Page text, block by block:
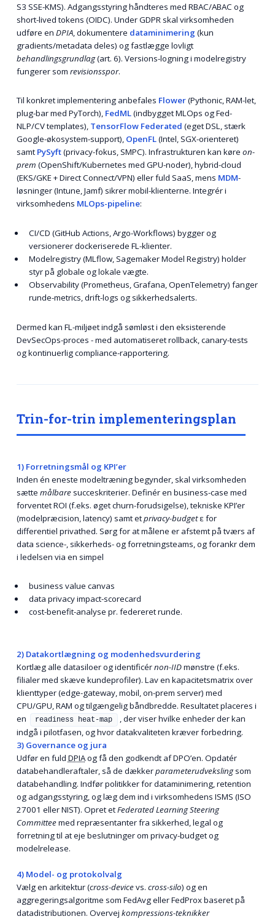
S3 SSE-KMS). Adgangsstyring håndteres med RBAC/ABAC og
short-lived tokens (OIDC). Under GDPR skal virksomheden
udføre en DPIA, dokumentere dataminimering (kun
gradients/metadata deles) og fastlægge lovligt
behandlingsgrundlag(art. 6). Versions-logning i modelregistry
fungerer som revisionsspor.
Til konkret implementering anbefales Flower(Pythonic, RAM-let,
plug-bar med PyTorch), FedML(indbygget MLOps og Fed-
NLP/CV templates), TensorFlow Federated (eget DSL, stærk
Google-økosystem-support), OpenFL(Intel, SGX-orienteret)
samt PySyft(privacy-fokus, SMPC). Infrastrukturen kan køre on-
prem (OpenShift/Kubernetes med GPU-noder), hybrid-cloud
(EKS/GKE + Direct Connect/VPN) eller fuld SaaS, mens MDM-
løsninger (Intune, Jamf) sikrer mobil-klienterne. Integrér i
virksomhedens MLOps-pipeline:
CI/CD (GitHub Actions, Argo-Workflows) bygger og
versionerer dockeriserede FL-klienter.
Modelregistry (MLflow, Sagemaker Model Registry) holder
styr på globale og lokale vægte.
Observability (Prometheus, Grafana, OpenTelemetry) fanger
runde-metrics, drift-logs og sikkerhedsalerts.
Dermed kan FL-miljøet indgå sømløst i den eksisterende
DevSecOps-proces - med automatiseret rollback, canary-tests
og kontinuerlig compliance-rapportering.
Trin-for-trin implementeringsplan
1) Forretningsmål og KPI’er
Inden én eneste modeltræning begynder, skal virksomheden
sætte målbaresucceskriterier. Definér en business-case med
forventet ROI (f.eks. øget churn-forudsigelse), tekniske KPI’er
(modelpræcision, latency) samt etprivacy-budgetε for
differentiel privathed. Sørg for at målene er afstemt på tværs af
data science-, sikkerheds- og forretnings­teams, og forankr dem
i ledelsen via en simpel
business value canvas
data privacy impact-scorecard
cost-benefit-analyse pr. federeret runde.
2) Datakortlægning og modenhedsvurdering
Kortlæg alle datasiloer og identificérnon-IIDmønstre (f.eks.
filialer med skæve kundeprofiler). Lav en kapacitetsmatrix over
klienttyper (edge-gateway, mobil, on-prem server) med
CPU/GPU, RAM og tilgængelig båndbredde. Resultatet placeres i
en
readiness heat-map
, der viser hvilke enheder der kan
indgå i pilotfasen, og hvor datakvaliteten kræver forbedring.
3) Governance og jura
Udfør en fuld DPIAog få den godkendt af DPO’en. Opdatér
databehandler­aftaler, så de dækkerparameterudvekslingsom
databehandling. Indfør politikker for dataminimering, retention
og adgangsstyring, og læg dem ind i virksomhedens ISMS (ISO
27001 eller NIST). Opret etFederated Learning Steering
Committeemed repræsentanter fra sikkerhed, legal og
forretning til at eje beslutninger om privacy-budget og
modelrelease.
4) Model- og protokolvalg
Vælg en arkitektur (cross-devicevs. cross-silo) og en
aggregerings­algoritme som FedAvg eller FedProx baseret på
datadistributionen. Overvej kompressions-teknikker